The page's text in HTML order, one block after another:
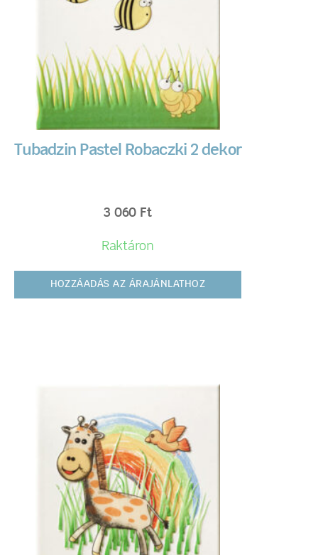
Tubadzin Pastel Robaczki 2 dekor
3 060 Ft
Raktáron
HOZZÁADÁS AZ ÁRAJÁNLATHOZ